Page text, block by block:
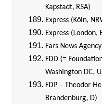
Kapstadt, RSA)
Express (Köln,
Express (London,
Fars News
FDD (=
Washington DC,
FDP – Theodor
Brandenburg, D)